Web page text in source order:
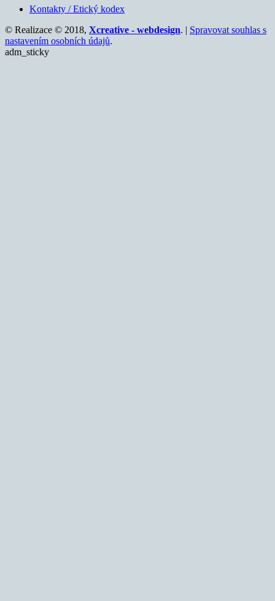
Kontakty / Etický kodex
© Realizace © 2018, Xcreative - webdesign. | Spravovat souhlas s
nastavením osobních údajů.
adm_sticky